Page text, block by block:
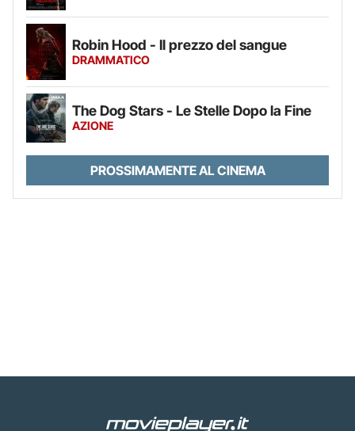
Robin Hood - Il prezzo del sangue
DRAMMATICO
The Dog Stars - Le Stelle Dopo la Fine
AZIONE
PROSSIMAMENTE AL CINEMA